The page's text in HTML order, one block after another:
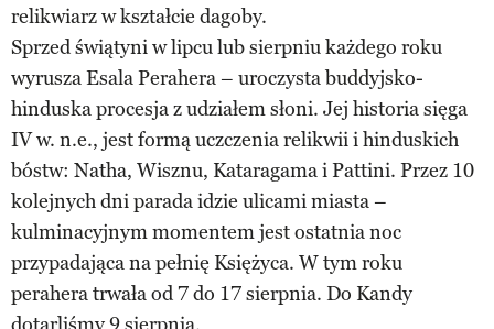
relikwiarz w kształcie dagoby.
Sprzed świątyni w lipcu lub sierpniu każdego roku
wyrusza Esala Perahera – uroczysta buddyjsko-
hinduska procesja z udziałem słoni. Jej historia sięga
IV w. n.e., jest formą uczczenia relikwii i hinduskich
bóstw: Natha, Wisznu, Kataragama i Pattini. Przez 10
kolejnych dni parada idzie ulicami miasta –
kulminacyjnym momentem jest ostatnia noc
przypadająca na pełnię Księżyca. W tym roku
perahera trwała od 7 do 17 sierpnia. Do Kandy